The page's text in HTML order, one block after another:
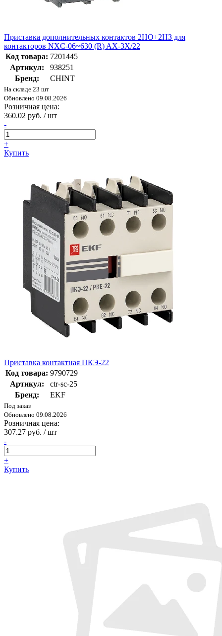
Приставка дополнительных контактов 2НО+2НЗ для
контакторов NXC-06~630 (R) AX-3X/22
Код товара: 7201445
Артикул:
938251
Бренд:
CHINT
На складе 23 шт
Обновлено 09.08.2026
Розничная цена:
360.02 руб. / шт
-
+
Купить
Приставка контактная ПКЭ-22
Код товара: 9790729
Артикул:
ctr-sc-25
Бренд:
EKF
Под заказ
Обновлено 09.08.2026
Розничная цена:
307.27 руб. / шт
-
+
Купить